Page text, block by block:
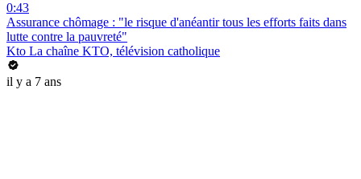
0:43
Assurance chômage : "le risque d'anéantir tous les efforts faits dans
lutte contre la pauvreté"
Kto La chaîne KTO, télévision catholique
il y a 7 ans